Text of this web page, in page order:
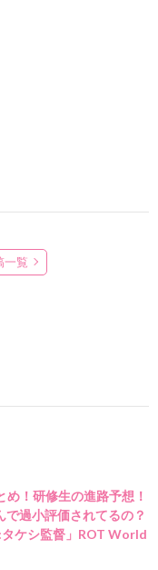
一覧
！研修生の進路予想！
過小評価されてるの？
ケシ監督」ROT World